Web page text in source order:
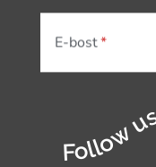
E-bost
Follow